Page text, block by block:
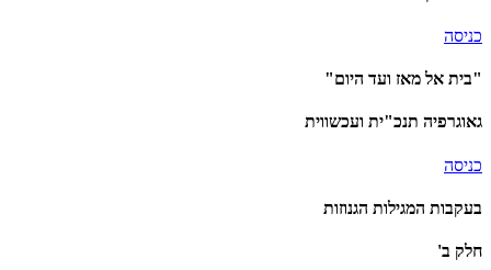
כניסה
"בית אל מאז ועד היום"
גאוגרפיה תנכ"ית ועכשווית
כניסה
בעקבות המגילות הגנוזות
חלק ב'